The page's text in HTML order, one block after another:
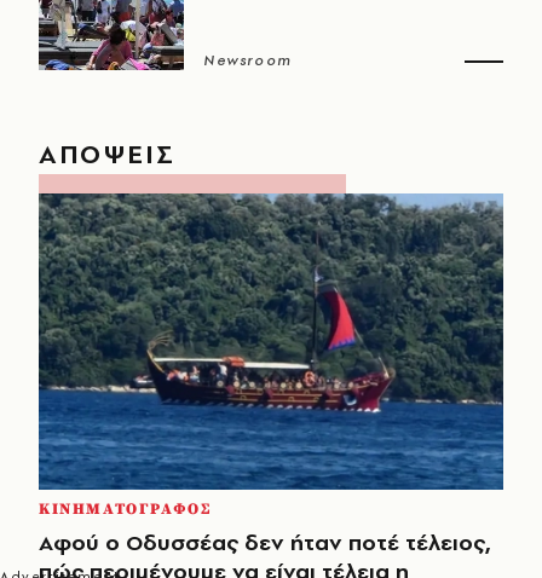
Newsroom
ΑΠΟΨΕΙΣ
ΚΙΝΗΜΑΤΟΓΡΑΦΟΣ
Αφού ο Οδυσσέας δεν ήταν ποτέ τέλειος,
πώς περιμένουμε να είναι τέλεια η